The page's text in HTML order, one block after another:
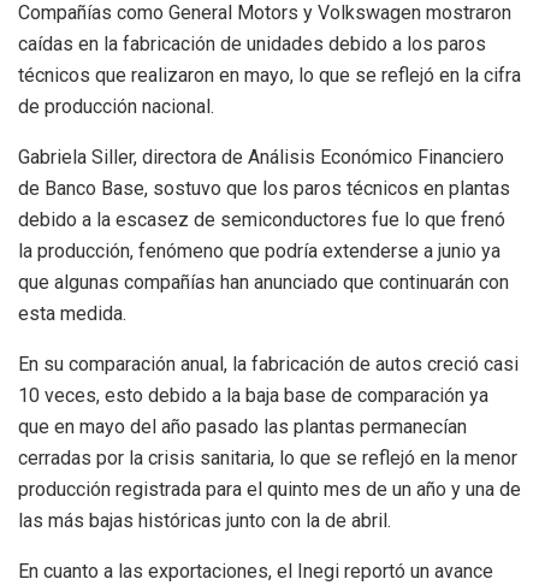
Compañías como General Motors y Volkswagen mostraron
caídas en la fabricación de unidades debido a los paros
técnicos que realizaron en mayo, lo que se reflejó en la cifra
de producción nacional.
Gabriela Siller, directora de Análisis Económico Financiero
de Banco Base, sostuvo que los paros técnicos en plantas
debido a la escasez de semiconductores fue lo que frenó
la producción, fenómeno que podría extenderse a junio ya
que algunas compañías han anunciado que continuarán con
esta medida.
En su comparación anual, la fabricación de autos creció casi
10 veces, esto debido a la baja base de comparación ya
que en mayo del año pasado las plantas permanecían
cerradas por la crisis sanitaria, lo que se reflejó en la menor
producción registrada para el quinto mes de un año y una de
las más bajas históricas junto con la de abril.
En cuanto a las exportaciones, el Inegi reportó un avance